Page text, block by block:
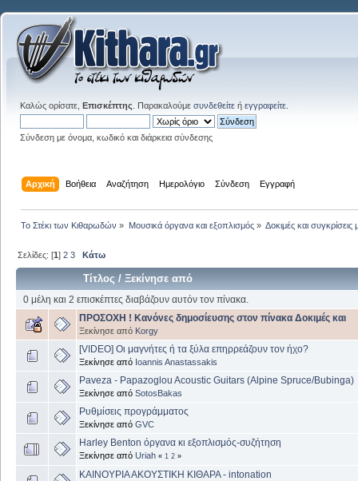
Καλώς ορίσατε, Επισκέπτης . Παρακαλούμε συνδεθείτε ή εγγραφείτε
Σύνδεση με όνομα, κωδικό και διάρκεια σύνδεσης
Αρχική Βοήθεια Αναζήτηση Ημερολόγιο Σύνδεση Εγγραφή
Το Στέκι των Κιθαρωδών » Μουσικά όργανα και εξοπλισμός» Δοκιμές και
Σελίδες: [1]2 3 Κάτω
Τίτλος /Ξεκίνησε από
0 μέλη και 2 επισκέπτες διαβάζουν αυτόν τον πίνακα.
ΠΡΟΣΟΧΗ ! Κανόνες δημοσίευσης στον πίνακα Δοκιμές και
Ξεκίνησε από Korgy
[VIDEO] Οι μαγνήτες ή τα ξύλα επηρρεάζουν τον ήχο?
Ξεκίνησε από Ioannis Anastassakis
Paveza - Papazoglou Acoustic Guitars (Alpine Spruce/Bubinga)
Ξεκίνησε από SotosBakas
Ρυθμίσεις προγράμματος
Ξεκίνησε από GVC
Harley Benton όργανα κι εξοπλισμός-συζήτηση
Ξεκίνησε από Uriah « 1 2 »
ΚΑΙΝΟΥΡΙΑ ΑΚΟΥΣΤΙΚΗ ΚΙΘΑΡΑ - intonation